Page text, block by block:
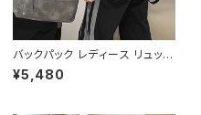
バックパック レディース リュック
春夏 秋冬 春 夏 秋 冬 黒 バッグ
リュックサック かばん 合成皮革
¥5,480